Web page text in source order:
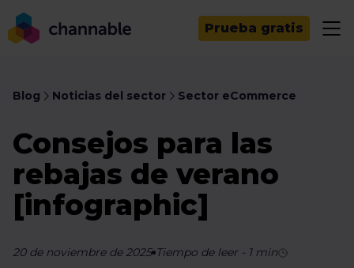
Prueba gratis
Blog Noticias del sector Sector eCommerce
Consejos para las
rebajas de verano
[infographic]
20 de noviembre de 2025 Tiempo de leer- 1min